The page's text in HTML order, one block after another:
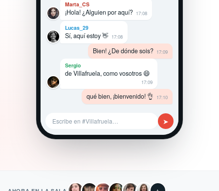
Marta_CS
¡Hola! ¿Alguien por aquí? 17:08
Lucas_29
Sí, aquí estoy 👋 17:08
Bien! ¿De dónde sois? 17:09
Sergio
de Villafruela, como vosotros 😄
17:09
qué bien, ¡bienvenido! 👌 17:10
Escribe en #Villafruela… ➤